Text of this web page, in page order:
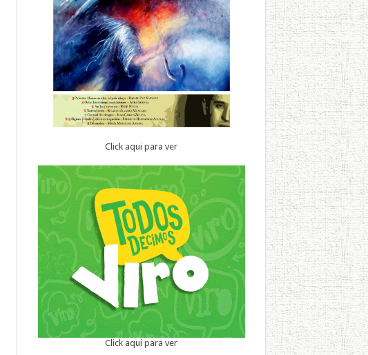
Click aqui para ver
Click aqui para ver